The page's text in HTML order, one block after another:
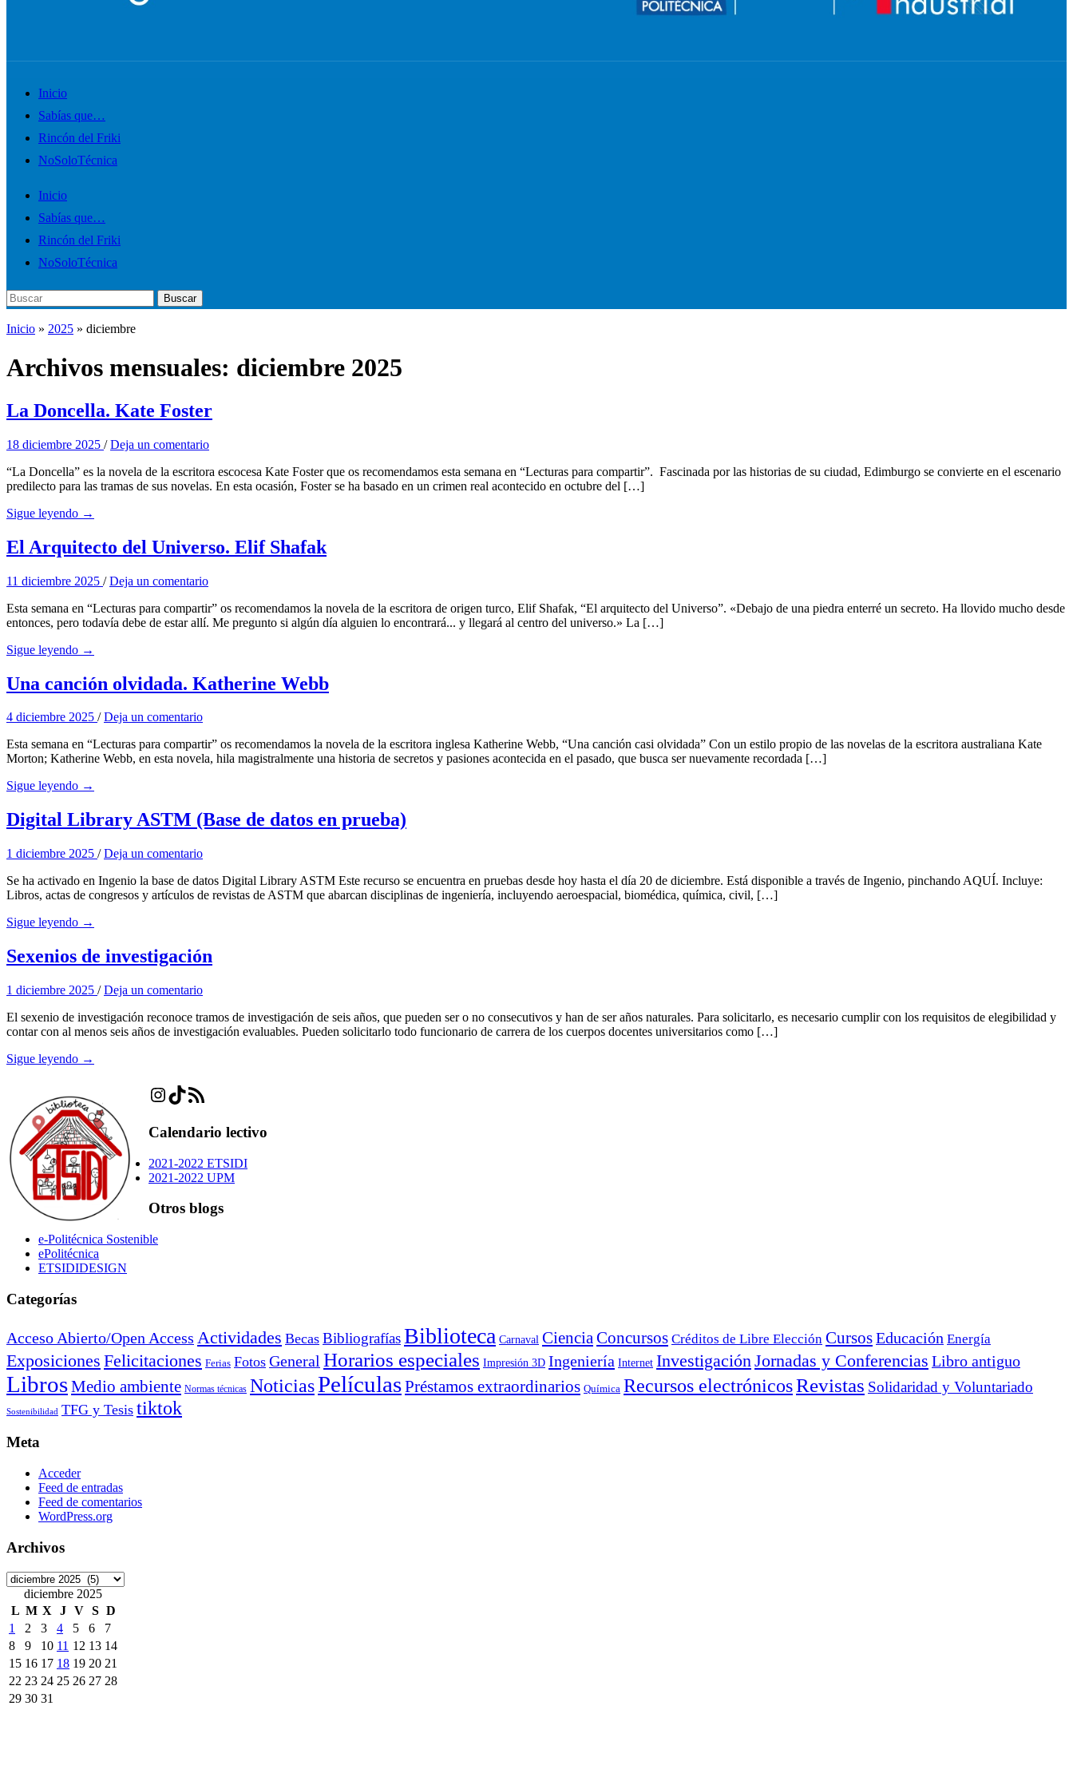
Alternar
menú
móvil
Inicio
Sabías que…
Rincón del Friki
NoSoloTécnica
Inicio
Sabías que…
Rincón del Friki
NoSoloTécnica
Buscar: Buscar
Inicio » 2025 » diciembre
Archivos mensuales: diciembre 2025
La Doncella. Kate Foster
18 diciembre 2025 /Deja un comentario
“La Doncella” es la novela de la escritora escocesa Kate Foster que os recomendamos esta semana en “Lecturas para compartir”. Fascinada por las historias de su ciudad, Edimburgo se convierte en el escenario
predilecto para las tramas de sus novelas. En esta ocasión, Foster se ha basado en un crimen real acontecido en octubre del […]
Sigue leyendo →
El Arquitecto del Universo. Elif Shafak
11 diciembre 2025 /Deja un comentario
Esta semana en “Lecturas para compartir” os recomendamos la novela de la escritora de origen turco, Elif Shafak, “El arquitecto del Universo”. «Debajo de una piedra enterré un secreto. Ha llovido mucho desde
entonces, pero todavía debe de estar allí. Me pregunto si algún día alguien lo encontrará... y llegará al centro del universo.» La […]
Sigue leyendo →
Una canción olvidada. Katherine Webb
4 diciembre 2025 /Deja un comentario
Esta semana en “Lecturas para compartir” os recomendamos la novela de la escritora inglesa Katherine Webb, “Una canción casi olvidada” Con un estilo propio de las novelas de la escritora australiana Kate
Morton; Katherine Webb, en esta novela, hila magistralmente una historia de secretos y pasiones acontecida en el pasado, que busca ser nuevamente recordada […]
Sigue leyendo →
Digital Library ASTM (Base de datos en prueba)
1 diciembre 2025 /Deja un comentario
Se ha activado en Ingenio la base de datos Digital Library ASTM Este recurso se encuentra en pruebas desde hoy hasta el día 20 de diciembre. Está disponible a través de Ingenio, pinchando AQUÍ. Incluye:
Libros, actas de congresos y artículos de revistas de ASTM que abarcan disciplinas de ingeniería, incluyendo aeroespacial, biomédica, química, civil, […]
Sigue leyendo →
Sexenios de investigación
1 diciembre 2025 /Deja un comentario
El sexenio de investigación reconoce tramos de investigación de seis años, que pueden ser o no consecutivos y han de ser años naturales. Para solicitarlo, es necesario cumplir con los requisitos de elegibilidad y
contar con al menos seis años de investigación evaluables. Pueden solicitarlo todo funcionario de carrera de los cuerpos docentes universitarios como […]
Sigue leyendo →
Instagram
TikTok
Feed RSS
Calendario lectivo
2021-2022 ETSIDI
2021-2022 UPM
Otros blogs
e-Politécnica Sostenible
ePolitécnica
ETSIDIDESIGN
Categorías
Acceso Abierto/Open Access Actividades Becas BibliografíasBiblioteca Carnaval Ciencia Concursos Créditos de Libre Elección CursosEducación Energía
Exposiciones Felicitaciones Ferias Fotos General Horarios especiales Impresión 3D Ingeniería Internet Investigación Jornadas y Conferencias Libro antiguo
LibrosMedio ambiente Normas técnicas NoticiasPelículasPréstamos extraordinarios Química Recursos electrónicosRevistas Solidaridad y Voluntariado
Sostenibilidad TFG y Tesis tiktok
Meta
Acceder
Feed de entradas
Feed de comentarios
WordPress.org
Archivos
Archivos
diciembre 2025
L M X J V S D
1
2 3 4 5 6
7
8
9 10 11 12 13 14
15 16 17 18 19 20 21
22 23 24 25 26 27 28
29 30 31